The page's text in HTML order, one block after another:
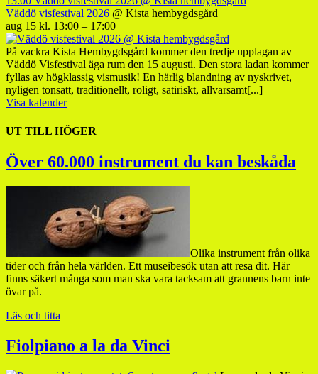
Väddö visfestival 2026 @ Kista hembygdsgård
aug 15 kl. 13:00 – 17:00
På vackra Kista Hembygdsgård kommer den tredje upplagan av
Väddö Visfestival äga rum den 15 augusti. Den stora ladan kommer
fyllas av högklassig vismusik! En härlig blandning av nyskrivet,
nyligen tonsatt, traditionellt, roligt, satiriskt, allvarsamt[...]
Visa kalender
UT TILL HÖGER
Över 60.000 instrument du kan beskåda
Olika instrument från olika
tider och från hela världen. Ett museibesök utan att resa dit. Här
finns säkert många som man ska vara tacksam att grannens barn inte
övar på.
Läs och titta
Fiolpiano a la da Vinci